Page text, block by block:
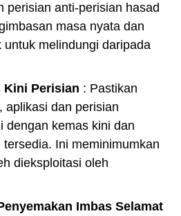
perisian anti-perisian hasad
masa nyata dan
untuk melindungi daripada
Kini Perisian : Pastikan
aplikasi dan perisian
dengan kemas kini dan
Ini meminimumkan
dieksploitasi oleh
Imbas Selamat